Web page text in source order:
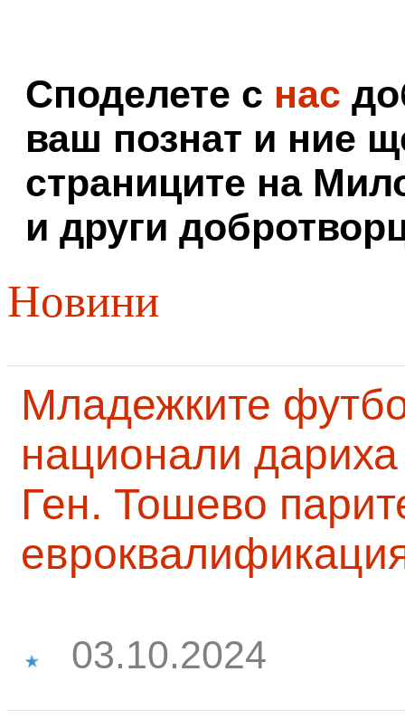
Споделете с нас
ваш познат и ние
страниците на
и други
Новини
Младежките
национали
Ген. Тошево
03.10.2024